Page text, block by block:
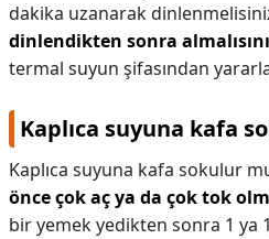
dakika uzanarak
dinlendikten sonra
termal suyun şifasından
Kaplıca suyuna kafa
Kaplıca suyuna kafa sokulur
önce çok aç ya da çok tok
bir yemek yedikten sonra 1 ya